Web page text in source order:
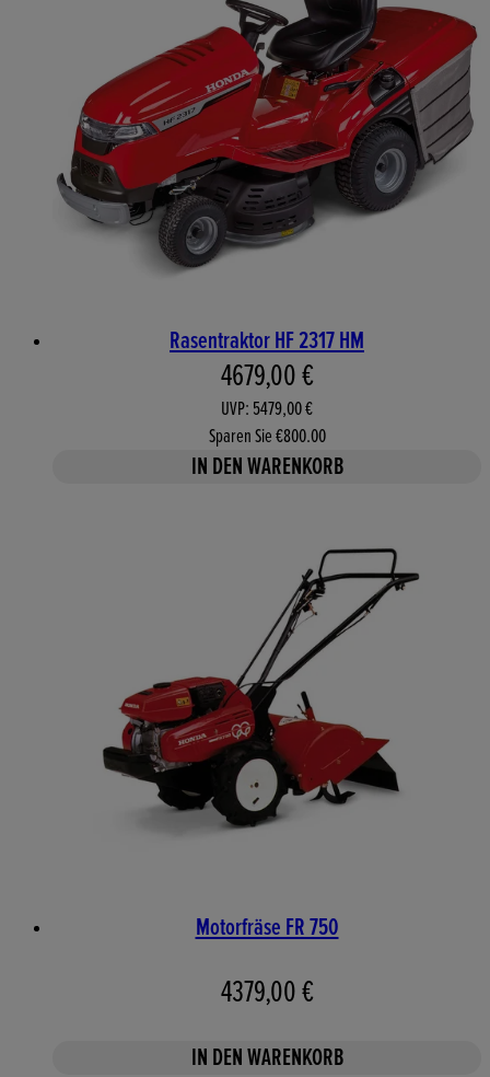
Rasentraktor HF 2317 HM
Aktueller Preis: 4679,00 €.
4679,00 €
UVP: 5479,00 €
Sparen Sie €800.00
IN DEN WARENKORB
Motorfräse FR 750
4379,00 €
IN DEN WARENKORB